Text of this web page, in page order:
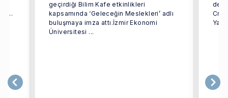
...
geçirdiği Bilim Kafe etkinlikleri
kapsamında ‘Geleceğin Meslekleri’ adlı
buluşmaya imza attı.İzmir Ekonomi
Üniversitesi ...